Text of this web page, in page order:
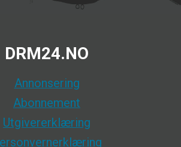
DRM24.NO
Annonsering
Abonnement
Utgivererklæring